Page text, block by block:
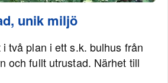
unik miljö
två plan i ett s.k. bulhus från
och fullt utrustad. Närhet till